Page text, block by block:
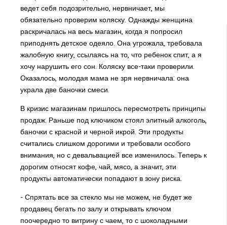
ведет себя подозрительно, нервничает, мы
обязательно проверим коляску. Однажды женщина
раскричалась на весь магазин, когда я попросил
приподнять детское одеяло. Она угрожала, требовала
жалобную книгу, ссылаясь на то, что ребенок спит, а я
хочу нарушить его сон. Коляску все-таки проверили.
Оказалось, молодая мама не зря нервничала: она
украла две баночки смеси.
В кризис магазинам пришлось пересмотреть принципы
продаж. Раньше под ключиком стоял элитный алкоголь,
баночки с красной и черной икрой. Эти продукты
считались слишком дорогими и требовали особого
внимания, но с девальвацией все изменилось. Теперь к
дорогим относят кофе, чай, мясо, а значит, эти
продукты автоматически попадают в зону риска.
- Спрятать все за стекло мы не можем, не будет же
продавец бегать по залу и открывать ключом
поочередно то витрину с чаем, то с шоколадными